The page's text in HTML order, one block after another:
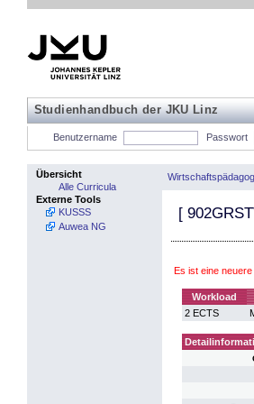
Studienhandbuch der JKU Linz
Benutzername Passwort
Übersicht
Alle Curricula
Externe Tools
KUSSS
Auwea NG
[
Es ist eine neuere
Workload
2 ECTS